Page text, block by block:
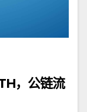
，公链流